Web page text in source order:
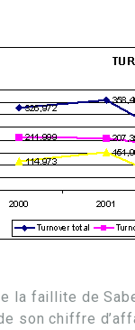
la faillite de
son chiffre